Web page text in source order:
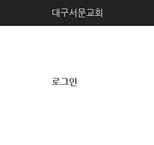
대구서문교회
로그인